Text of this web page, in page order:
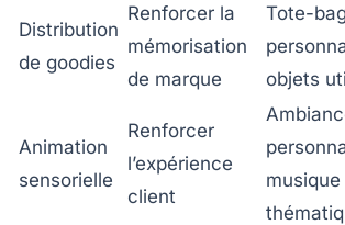
Distribution
de goodies
Renforcer la
mémorisation
de marque
Tote-
objets
Animation
sensorielle
Renforcer
l’expérience
client
musique